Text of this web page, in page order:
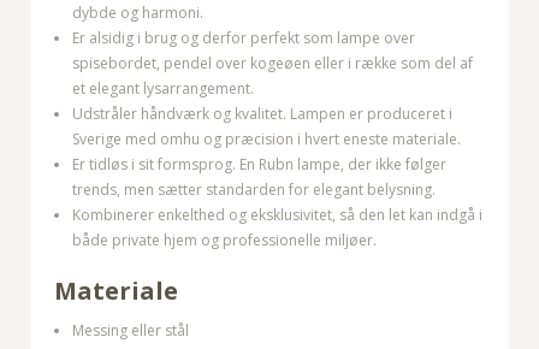
dybde og harmoni.
Er alsidig i brug og derfor perfekt som lampe over
spisebordet, pendel over kogeøen eller i række som del af
et elegant lysarrangement.
Udstråler håndværk og kvalitet. Lampen er produceret i
Sverige med omhu og præcision i hvert eneste materiale.
Er tidløs i sit formsprog. En Rubn lampe, der ikke følger
trends, men sætter standarden for elegant belysning.
Kombinerer enkelthed og eksklusivitet, så den let kan indgå i
både private hjem og professionelle miljøer.
Materiale
Messing eller stål